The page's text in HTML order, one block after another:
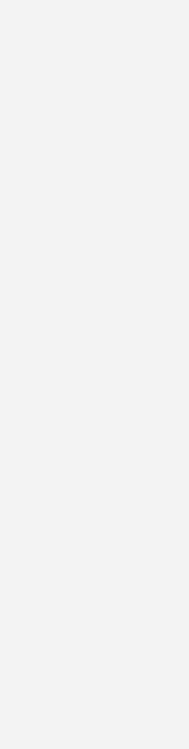
kommt von einem
Ausbildung als
hat er die Bereiche
begleitet,
Archiv